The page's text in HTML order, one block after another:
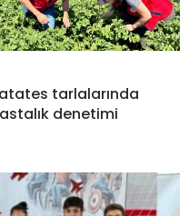
tarlalarında
denetimi